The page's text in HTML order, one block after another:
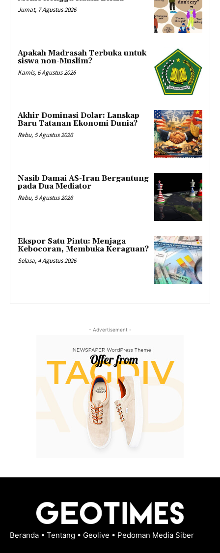
Jumat, 7 Agustus 2026
Apakah Madrasah Terbuka untuk
siswa non-Muslim?
Kamis, 6 Agustus 2026
Akhir Dominasi Dolar: Lanskap
Baru Tatanan Ekonomi Dunia?
Rabu, 5 Agustus 2026
Nasib Damai AS-Iran Bergantung
pada Dua Mediator
Rabu, 5 Agustus 2026
Ekspor Satu Pintu: Menjaga
Kebocoran, Membuka Keraguan?
Selasa, 4 Agustus 2026
- Advertisement -
Beranda • Tentang • Geolive • Pedoman Media Siber